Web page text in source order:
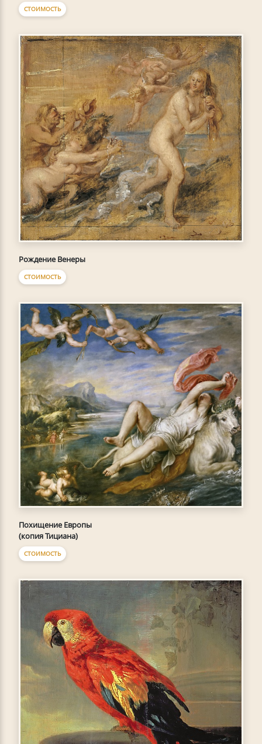
СТОИМОСТЬ
Рождение Венеры
СТОИМОСТЬ
Похищение Европы
(копия Тициана)
СТОИМОСТЬ